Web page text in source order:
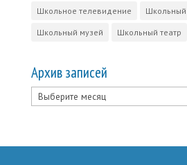
Школьное телевидение Школьный
Школьный музей Школьный театр
Архив записей
Архив
записей